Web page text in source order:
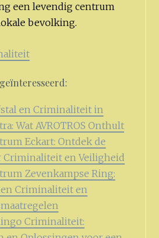
een levendig centrum
bevolking.
en Criminaliteit in
Wat AVROTROS Onthult
Eckart: Ontdek de
Criminaliteit en Veiligheid
Zevenkampse Ring:
Criminaliteit en
Criminaliteit: